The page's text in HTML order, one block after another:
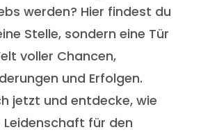
werden? Hier findest du
Stelle, sondern eine Tür
voller Chancen,
und Erfolgen.
jetzt und entdecke, wie
für den